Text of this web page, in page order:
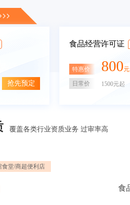
抢先预定
食品经营许可证
特惠价 800
日常价 1500元起
覆盖各类行业资质业务 过审率高
食堂/商超便利店
食